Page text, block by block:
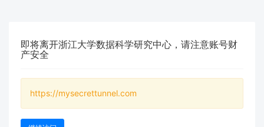
即将离开浙江大学数据科学研究中心，请注意账号财
产安全
https://mysecrettunnel.com